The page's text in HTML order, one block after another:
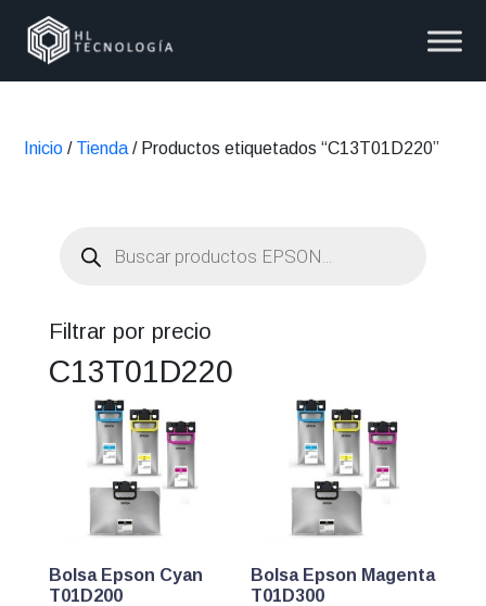
Inicio / Tienda / Productos etiquetados “C13T01D220”
productos
Filtrar por precio
C13T01D220
Bolsa Epson Cyan
T01D200
Bolsa Epson Magenta
T01D300